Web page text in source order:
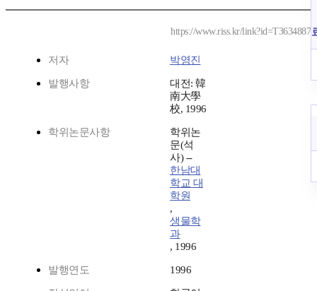
https://www.riss.kr/link?id=T3634887
저자 박영진
발행사항
대전: 韓
南大學
校, 1996
학위논문사항
학위논
문(석
사) --
한남대
학교 대
학원
,
생물학
과
, 1996
발행연도 1996